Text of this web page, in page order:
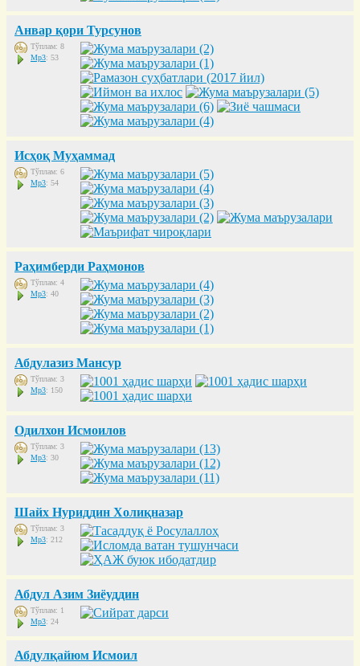
Анвар қори Турсунов
Тўплам: 8
Mp3: 53
Исҳоқ Муҳаммад
Тўплам: 6
Mp3: 54
Раҳимберди Раҳмонов
Тўплам: 4
Mp3: 40
Абдулазиз Мансур
Тўплам: 3
Mp3: 150
Одилхон Исмоилов
Тўплам: 3
Mp3: 30
Шайх Нуриддин Холиқназар
Тўплам: 3
Mp3: 212
Абдул Азим Зиёуддин
Тўплам: 1
Mp3: 24
Абдулқайюм Исмоил